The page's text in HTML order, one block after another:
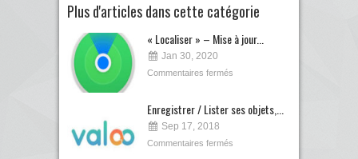
Plus d'articles dans cette catégorie
« Localiser » – Mise à jour...
Jan 30, 2020
Commentaires fermés
Enregistrer / Lister ses objets,...
Sep 17, 2018
Commentaires fermés